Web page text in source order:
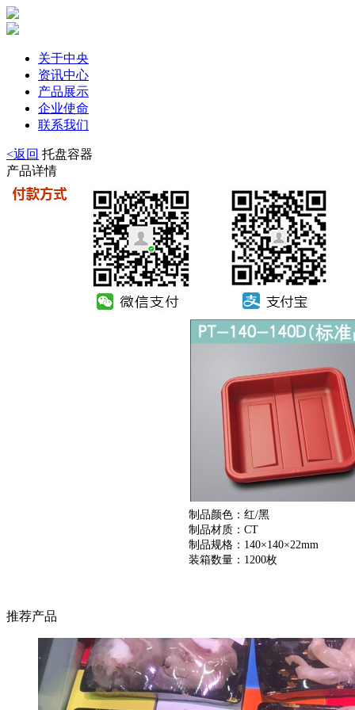
关于中央
资讯中心
产品展示
企业使命
联系我们
<返回 托盘容器
产品详情
制品颜色：红/黑
制品材质：CT
制品规格： 140×140×22mm
装箱数量：1200枚
推荐产品